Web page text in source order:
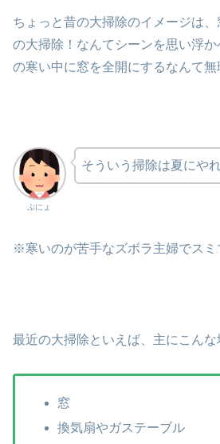
ちょっと昔の大掃除のイメージは
の大掃除！なんてシーンを思い浮か
の寒い中に窓を全開にするなんて無
ぷにょ
そういう掃除は夏にや
※寒いのが苦手なズボラ主婦でス
最近の大掃除といえば、主にこん
窓
換気扇やガステーブル